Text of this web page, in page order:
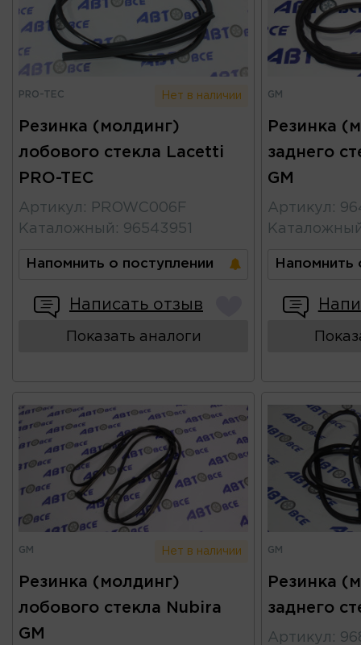
PRO-TEC Нет в наличии
Резинка (молдинг)
лобового стекла Lacetti
PRO-TEC
Артикул :
PROWC006F
Каталожный : 96543951
Напомнить о поступлении
Написать отзыв
Показать аналоги
GM
Резинка
заднего
GM
Артикул :
Напомнить
GM Нет в наличии
Резинка (молдинг)
лобового стекла Nubira
GM
GM
Резинка
заднего
Артикул :